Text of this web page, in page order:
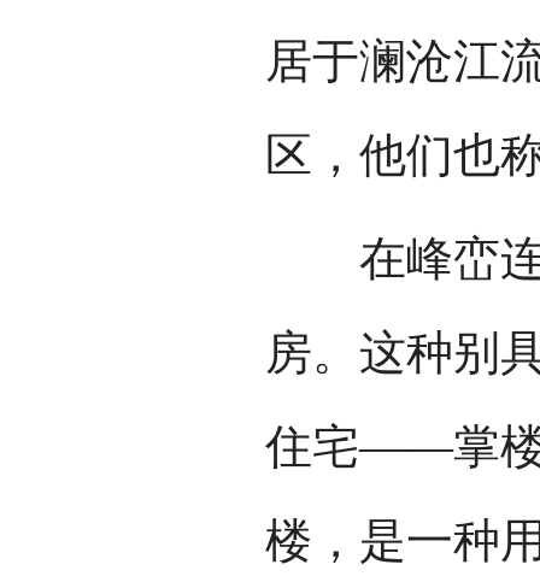
居于澜沧江
区，他们也
在峰峦连
房。这种别
住宅——掌楼
楼，是一种